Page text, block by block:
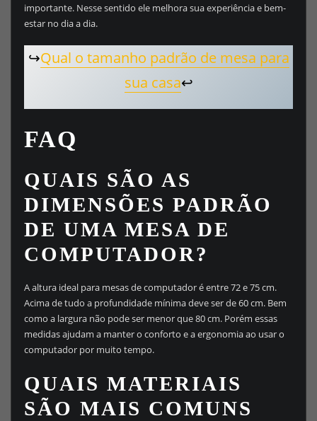
importante. Nesse sentido ele melhora sua experiência e bem-
estar no dia a dia.
↪️Qual o tamanho padrão de mesa para
sua casa↩️
FAQ
QUAIS SÃO AS
DIMENSÕES PADRÃO
DE UMA MESA DE
COMPUTADOR?
A altura ideal para mesas de computador é entre 72 e 75 cm.
Acima de tudo a profundidade mínima deve ser de 60 cm. Bem
como a largura não pode ser menor que 80 cm. Porém essas
medidas ajudam a manter o conforto e a ergonomia ao usar o
computador por muito tempo.
QUAIS MATERIAIS
SÃO MAIS COMUNS